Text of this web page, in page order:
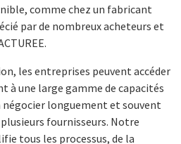
comme chez un fabricant
par de nombreux acheteurs et
les entreprises peuvent accéder
à une large gamme de capacités
négocier longuement et souvent
fournisseurs. Notre
tous les processus, de la